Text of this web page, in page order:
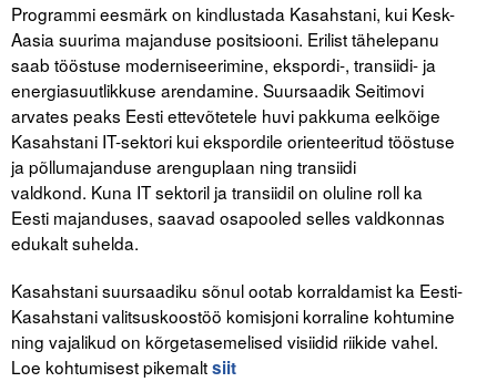
Kontakt
Liitu meililistiga
Oskusteave
Incoterms® 2020
Abimaterjalid
Projektid
Programmi eesmärk on kindlustada Kasahstani, kui Kesk-
Aasia suurima majanduse positsiooni. Erilist tähelepanu
saab tööstuse moderniseerimine, ekspordi-, transiidi- ja
energiasuutlikkuse arendamine. Suursaadik Seitimovi
arvates peaks Eesti ettevõtetele huvi pakkuma eelkõige
Kasahstani IT-sektori kui ekspordile orienteeritud tööstuse
ja põllumajanduse arenguplaan ning transiidi
valdkond. Kuna IT sektoril ja transiidil on oluline roll ka
Eesti majanduses, saavad osapooled selles valdkonnas
edukalt suhelda.
Kasahstani suursaadiku sõnul ootab korraldamist ka Eesti-
Kasahstani valitsuskoostöö komisjoni korraline kohtumine
ning vajalikud on kõrgetasemelised visiidid riikide vahel.
Loe kohtumisest pikemaltsiit